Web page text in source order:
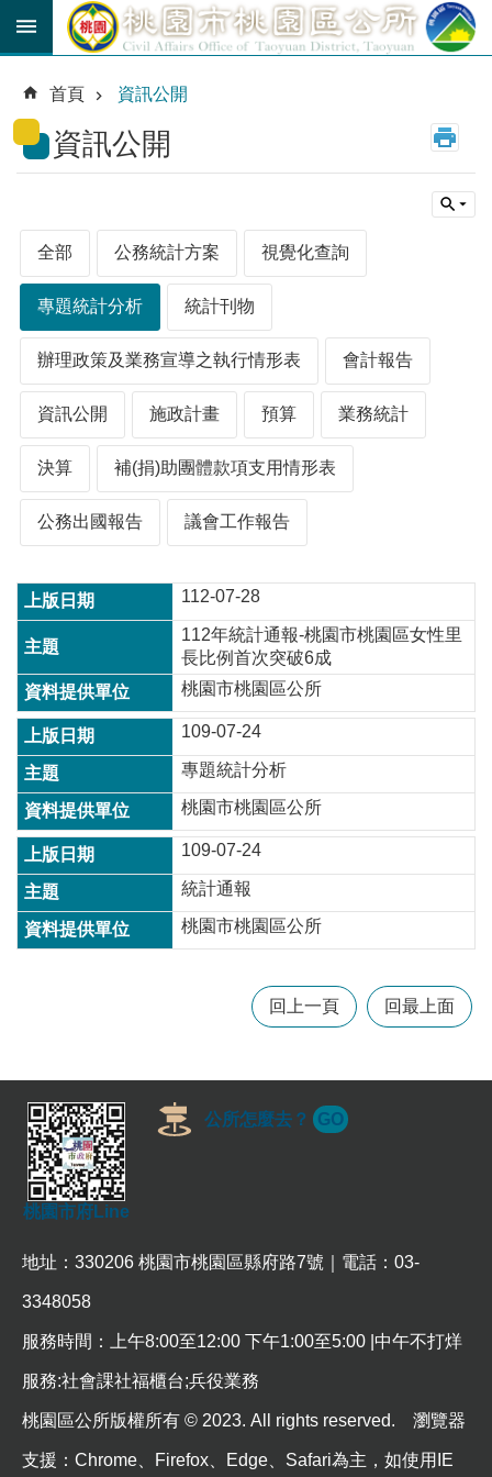
跳到主要內容區塊
育
貼
公
線
市
民
卡
進
階
搜
尋
介
紹
息
公
告
生
活
便
民
訊
機
資
料
回
首
網
站
覽
市
政
信
箱
首頁 資訊公開
資訊公開
全部 公務統計方案 視覺化查詢
專題統計分析 統計刊物
辦理政策及業務宣導之執行情形表 會計報告
資訊公開 施政計畫 預算 業務統計
決算 補(捐)助團體款項支用情形表
公務出國報告 議會工作報告
112-07-28
112年統計通報-桃園市桃園區女性里
長比例首次突破6成
桃園市桃園區公所
109-07-24
專題統計分析
桃園市桃園區公所
109-07-24
統計通報
桃園市桃園區公所
回上一頁 回最上面
桃園市府Line
公所怎麼去？ GO
地址：330206 桃園市桃園區縣府路7號｜電話：03-
3348058
服務時間：上午8:00至12:00 下午1:00至5:00 |中午不打烊
服務:社會課社福櫃台;兵役業務
桃園區公所版權所有 © 2023. All rights reserved. 瀏覽器
支援：Chrome、Firefox、Edge、Safari為主，如使用IE